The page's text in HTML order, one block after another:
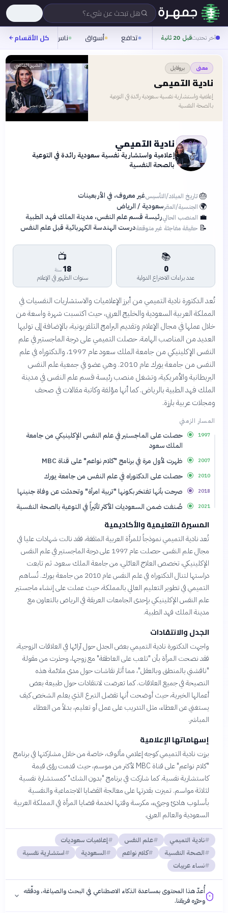
هل تبحث عن شيء؟
آخر تحديثقبل 20 ثانية تدافع أسواق ناس روح
كل الأقسام
معنى بروفايل
نادية التميمي
إعلامية واستشارية نفسية سعودية رائدة في التوعية
بالصحة النفسية
الشهر الماضي 👤
شخصية نادية التميمي
إعلامية واستشارية نفسية سعودية رائدة في التوعية
بالصحة النفسية
🎂تاريخ الميلاد/التأسيسغير معروف، في الأربعينات
🌍 الجنسية/المقرسعودية / الرياض
💼 المنصب الحاليرئيسة قسم علم النفس، مدينة الملك فهد الطبية
📝 حقيقة مفاجئة غير متوقعةدرست الهندسة الكهربائية قبل علم النفس
📚
0
عدد براءات الاختراع الدولية
📺
18 سنة
سنوات الظهور في الإعلام
تُعد الدكتورة نادية التميمي من أبرز الإعلاميات والاستشاريات النفسيات في
المملكة العربية السعودية والخليج العربي، حيث اكتسبت شهرة واسعة من
خلال عملها في مجال الإعلام وتقديم البرامج التلفزيونية، بالإضافة إلى توليها
العديد من المناصب الهامة. حصلت التميمي على درجة الماجستير في علم
النفس الإكلينيكي من جامعة الملك سعود عام 1997، والدكتوراه في علم
النفس من جامعة يورك عام 2010. وهي عضو في جمعية علم النفس
البريطانية والأمريكية، وتشغل منصب رئيسة قسم علم النفس في مدينة
الملك فهد الطبية بالرياض. كما أنها مؤلفة وكاتبة مقالات في صحف
ومجلات عربية بارزة.
المسار الزمني
1997
حصلت على الماجستير في علم النفس الإكلينيكي من جامعة
الملك سعود
2007 ظهرت لأول مرة في برنامج "كلام نواعم" على قناة MBC
2010 حصلت على الدكتوراه في علم النفس من جامعة يورك
2018 صرحت بأنها تفتخر بكونها "تربية امرأة" وتحدثت عن وفاة جنينها
2021 صُنفت ضمن السعوديات الأكثر تأثيراً في التوعية بالصحة النفسية
المسيرة التعليمية والأكاديمية
تُعد نادية التميمي نموذجاً للمرأة العربية المثقفة، فقد نالت شهادات عليا في
مجال علم النفس. حصلت عام 1997 على درجة الماجستير في علم النفس
الإكلينيكي، تخصص العلاج العائلي، من جامعة الملك سعود. ثم تابعت
دراستها لتنال الدكتوراه في علم النفس عام 2010 من جامعة يورك. تُساهم
التميمي في تطوير التعليم العالي بالمملكة، حيث عملت على إنشاء ماجستير
علم النفس الإكلينيكي بإحدى الجامعات العريقة في الرياض بالتعاون مع
مدينة الملك فهد الطبية.
الجدل والانتقادات
واجهت الدكتورة نادية التميمي بعض الجدل حول آرائها في العلاقات الزوجية،
فقد نصحت المرأة بأن "تلعب على العاطفة" مع زوجها، وحذرت من مقولة
"ناقشني بالمنطق وبالعقل"، مما أثار نقاشات حول مدى ملائمة هذه
النصيحة في جميع العلاقات. كما تعرضت لانتقادات حول طبيعة بعض
أعمالها الخيرية، حيث أوضحت أنها تفضل التبرع الذي يعلم الشخص كيف
يستغني عن العطاء، مثل التدريب على عمل أو تعليم، بدلاً من العطاء
المباشر.
إسهاماتها الإعلامية
برزت نادية التميمي كوجه إعلامي مألوف، خاصة من خلال مشاركتها في برنامج
"كلام نواعم" على قناة MBC لأكثر من موسم، حيث قدمت رؤى قيمة
كاستشارية نفسية. كما شاركت في برنامج "بدون الشك" كمستشارة نفسية
لثلاثة مواسم. تميزت بقدرتها على معالجة القضايا الاجتماعية والنفسية
بأسلوب هادئ وجريء، مكرسة وقتها لخدمة قضايا المرأة في المملكة العربية
السعودية والعالم العربي.
نادية التميمي علم النفس
إعلاميات سعوديات
الصحة النفسية
كلام نواعم السعودية
استشارية نفسية
نساء عربيات
أُعدّ هذا المحتوى بمساعدة الذكاء الاصطناعي في البحث والصياغة، ودقّقه
وحرّره فريقنا.